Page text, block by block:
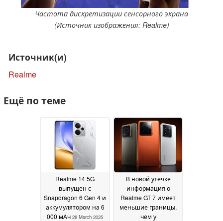
Частота дискретизации сенсорного экрана
(Источник изображения: Realme)
Источник(и)
Realme
Ещё по теме
Realme 14 5G
выпущен с
Snapdragon 6 Gen 4 и
аккумулятором на 6
000 мАч 28 March 2025
В новой утечке
информация о
Realme GT 7 имеет
меньшие границы,
чем у